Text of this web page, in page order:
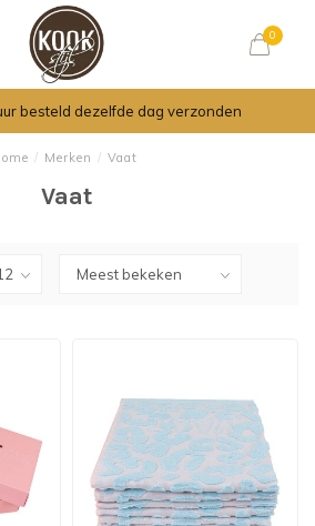
0
besteld dezelfde dag verzonden
/ Merken / Vaat
Vaat